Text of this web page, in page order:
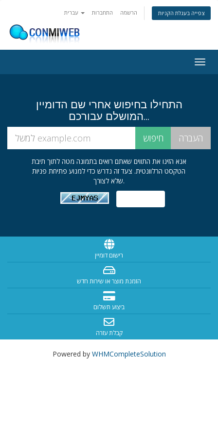
התחברות הרשמה צפייה בעגלת הקניות
ניווט
התחילו בחיפוש אחרי שם הדומיין
המושלם עבורכם...
אנא הזינו את התווים שאתם רואים בתמונה מטה לתוך תיבת
הטקסט הרלוונטית. צעד זה נדרש כדי למנוע פתיחת פניות
שלא לצורך.
רישום דומיין
הזמנת מוצר או שירות חדש
ביצוע תשלום
קבלת עזרה
Powered by WHMCompleteSolution